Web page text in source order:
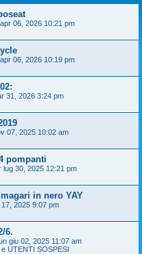
06, 2026 10:21 pm
06, 2026 10:19 pm
31, 2026 3:24 pm
07, 2025 10:02 am
pompanti
lug 30, 2025 12:21 pm
in nero YAY
17, 2025 9:07 pm
6.
giu 02, 2025 11:07 am
UTENTI SOSPESI